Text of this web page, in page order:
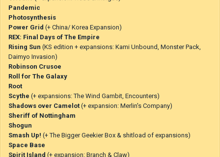
Pandemic
Photosynthesis
Power Grid (+ China/ Korea Expansion)
REX: Final Days of The Empire
Rising Sun (KS edition + expansions: Kami Unbound, Monster Pack,
Daimyo Invasion)
Robinson Crusoe
Roll for The Galaxy
Root
Scythe (+ expansions: The Wind Gambit, Encounters)
Shadows over Camelot (+ expansion: Merlin's Company)
Sheriff of Nottingham
Shogun
Smash Up! (+ The Bigger Geekier Box & shitload of expansions)
Space Base
Spirit Island (+ expansion: Branch & Claw)